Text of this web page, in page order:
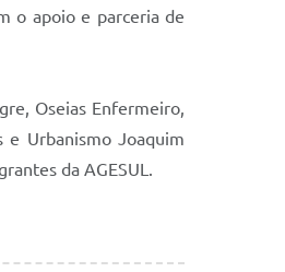
o apoio e parceria de
Oseias Enfermeiro,
e Urbanismo Joaquim
da AGESUL.